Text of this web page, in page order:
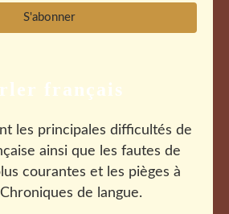
français
les principales difficultés de
ainsi que les fautes de
courantes et les pièges à
de langue.